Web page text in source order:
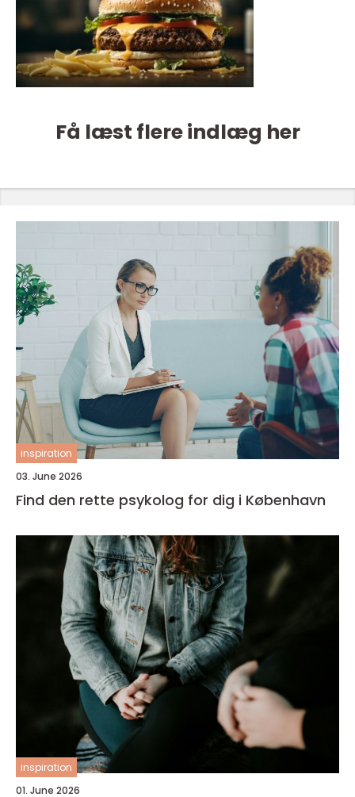
Få læst flere indlæg her
inspiration
03. June 2026
Find den rette psykolog for dig i København
inspiration
01. June 2026